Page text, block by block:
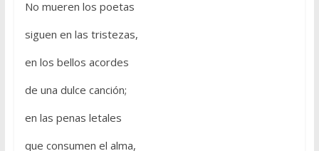
No mueren los poetas
siguen en las tristezas,
en los bellos acordes
de una dulce canción;
en las penas letales
que consumen el alma,